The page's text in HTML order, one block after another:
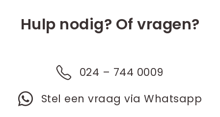
Hulp nodig? Of vragen?
024 – 744 0009
Stel een vraag via Whatsapp